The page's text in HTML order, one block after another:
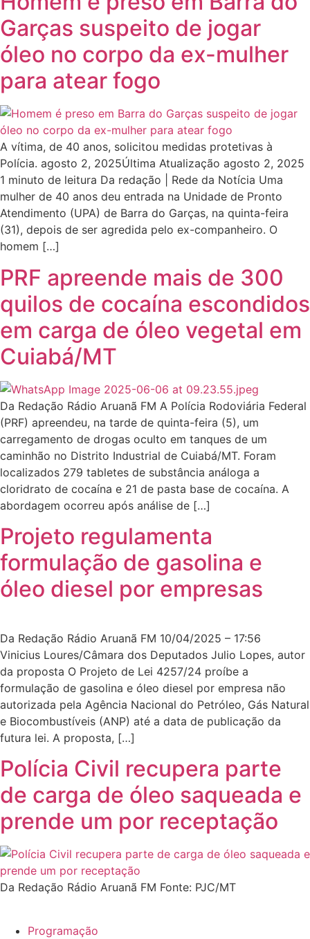
Garças suspeito de jogar
óleo no corpo da ex-mulher
para atear fogo
A vítima, de 40 anos, solicitou medidas protetivas à
Polícia. agosto 2, 2025Última Atualização agosto 2, 2025
1 minuto de leitura Da redação | Rede da Notícia Uma
mulher de 40 anos deu entrada na Unidade de Pronto
Atendimento (UPA) de Barra do Garças, na quinta-feira
(31), depois de ser agredida pelo ex-companheiro. O
homem […]
PRF apreende mais de 300
quilos de cocaína escondidos
em carga de óleo vegetal em
Cuiabá/MT
Da Redação Rádio Aruanã FM A Polícia Rodoviária Federal
(PRF) apreendeu, na tarde de quinta-feira (5), um
carregamento de drogas oculto em tanques de um
caminhão no Distrito Industrial de Cuiabá/MT. Foram
localizados 279 tabletes de substância análoga a
cloridrato de cocaína e 21 de pasta base de cocaína. A
abordagem ocorreu após análise de […]
Projeto regulamenta
formulação de gasolina e
óleo diesel por empresas
Da Redação Rádio Aruanã FM 10/04/2025 – 17:56
Vinicius Loures/Câmara dos Deputados Julio Lopes, autor
da proposta O Projeto de Lei 4257/24 proíbe a
formulação de gasolina e óleo diesel por empresa não
autorizada pela Agência Nacional do Petróleo, Gás Natural
e Biocombustíveis (ANP) até a data de publicação da
futura lei. A proposta, […]
Polícia Civil recupera parte
de carga de óleo saqueada e
prende um por receptação
Da Redação Rádio Aruanã FM Fonte: PJC/MT
Programação